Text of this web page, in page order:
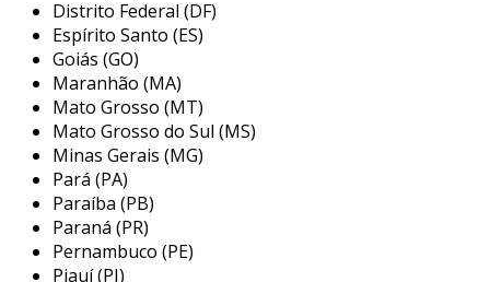
seguindo todos os requisitos da
regulamentadora nº 12
trabalho, nosso serviço se destaca pela
abrangência e pela atenção aos detalhes. as
etapas do serviço incluem uma apreciação de
risco, onde realizamos um mapeamento
completo dos riscos associados a cada máquina
e equipamento, identificando zonas de perigo e
pontos críticos.
Distrito Federal (DF)
Espírito Santo (ES)
Goiás (GO)
Maranhão (MA)
Mato Grosso (MT)
Mato Grosso do Sul (MS)
Minas Gerais (MG)
Pará (PA)
Paraíba (PB)
Paraná (PR)
Pernambuco (PE)
Piauí (PI)